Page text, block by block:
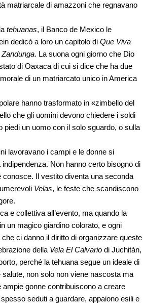
matriarcale di amazzoni che regnavano
tehuanas, il Banco de Mexico le
dedicò a loro un capitolo di Que Viva
Zandunga. La suona ogni giorno che Dio
di Oaxaca di cui si dice che ha due
di un matriarcato unico in America
hanno trasformato in «zimbello del
che gli uomini devono chiedere i soldi
un uomo con il solo sguardo, o sulla
lavoravano i campi e le donne si
Non hanno certo bisogno di
Il vestito diventa una seconda
Velas, le feste che scandiscono
e collettiva all’evento, ma quando la
un magico giardino colorato, e ogni
ci danno il diritto di organizzare queste
della Vela El Calvario di Juchitàn,
perché la tehuana segue un ideale di
non solo non viene nascosta ma
gonne contribuiscono a creare
seduti a guardare, appaiono esili e